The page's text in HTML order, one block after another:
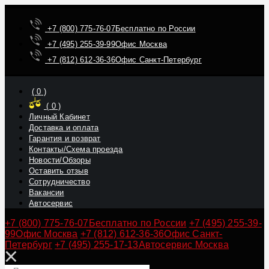
+7 (800) 775-76-07Бесплатно по России
+7 (495) 255-39-99Офис Москва
+7 (812) 612-36-36Офис Санкт-Петербург
(0 )
( 0)
Личный Кабинет
Доставка и оплата
Гарантия и возврат
Контакты/Схема проезда
Новости/Обзоры
Оставить отзыв
Сотрудничество
Вакансии
Автосервис
+7 (800) 775-76-07 Бесплатно по России +7 (495) 255-39-
99Офис Москва +7 (812) 612-36-36Офис Санкт-
Петербург +7 (495) 255-17-13Автосервис Москва